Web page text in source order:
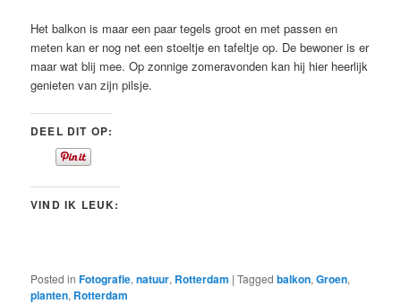
Het balkon is maar een paar tegels groot en met passen en
meten kan er nog net een stoeltje en tafeltje op. De bewoner is er
maar wat blij mee. Op zonnige zomeravonden kan hij hier heerlijk
genieten van zijn pilsje.
DEEL DIT OP:
VIND IK LEUK:
Posted in Fotografie,natuur, Rotterdam |Tagged balkon,Groen,
planten, Rotterdam